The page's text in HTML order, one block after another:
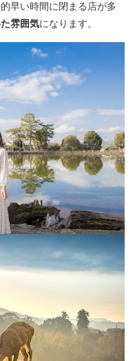
早い時間に閉まる店が多
雰囲気になります。